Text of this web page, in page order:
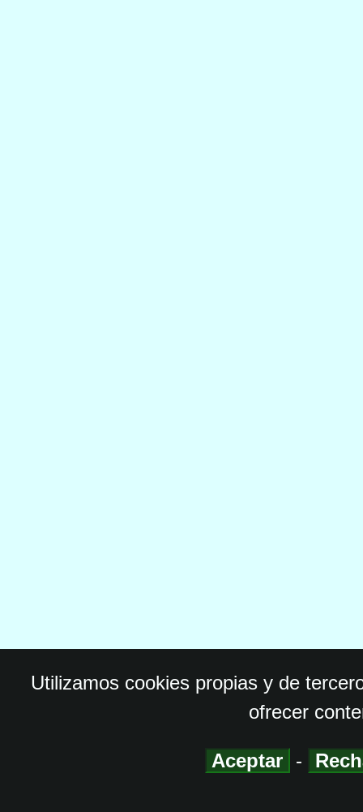
Utilizamos cookies propias y de
ofrecer
Aceptar -